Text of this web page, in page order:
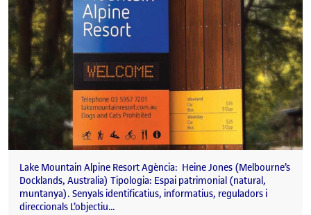
Lake Mountain Alpine Resort Agència: Heine Jones (Melbourne’s
Docklands, Australia) Tipologia: Espai patrimonial (natural,
muntanya). Senyals identificatius, informatius, reguladors i
direccionals L’objectiu…